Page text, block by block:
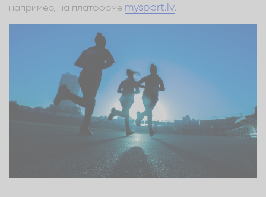
например, на платформе mysport.lv.